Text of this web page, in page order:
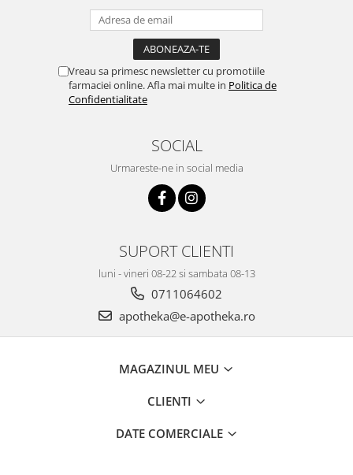
Vreau sa primesc newsletter cu promotiile
farmaciei online. Afla mai multe in Politica de
Confidentialitate
SOCIAL
Urmareste-ne in social media
SUPORT CLIENTI
luni - vineri 08-22 si sambata 08-13
0711064602
apotheka@e-apotheka.ro
MAGAZINUL MEU
CLIENTI
DATE COMERCIALE